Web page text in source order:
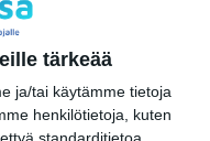
tärkeää
ja/tai käytämme tietoja
henkilötietoja, kuten
standarditietoa